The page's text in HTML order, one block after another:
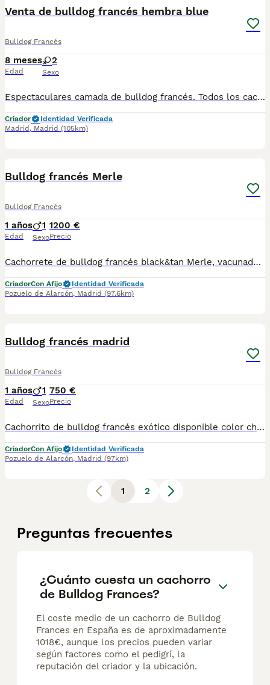
Venta de bulldog francés hembra blue
Bulldog Francés
8 meses
Edad
2
Sexo
Espectaculares camada de bulldog francés. Todos los cachorritos se entregan con unos dos meses y medio de edad y sus vacunas correspondientes, desparasitados interna y externamente, con certificado de salud, y garantía tanto por enfermedad vírica como congénito genética. Posibilidad de entregar en toda España mediante transporte propio preparado para animales y con chofer privado. Los precios pueden variar según las características y morfología de cada cachorro. Añádenos al whats app o llámanos, y encantados atenderemos todas tus dudas y consultas. Teléfono / Whats app: 641 92 23 90
Criador
Identidad Verificada
Madrid , Madrid (105km)
Bulldog francés Merle
Bulldog Francés
1 años
Edad
1
Sexo
1200 €
Precio
Cachorrete de bulldog francés black&tan Merle, vacunado, desparasitado, pasaporte, chip y contrato de garantía
CriadorCon Afijo
Identidad Verificada
Pozuelo de Alarcón, Madrid (97.6km)
Bulldog francés madrid
Bulldog Francés
1 años
Edad
1
Sexo
750 €
Precio
Cachorrito de bulldog francés exótico disponible color chocolate, se entrega con toda su documentación
CriadorCon Afijo
Identidad Verificada
Pozuelo de Alarcón, Madrid (97km)
1 2
Preguntas frecuentes
¿Cuánto cuesta un cachorro
de Bulldog Frances?
El coste medio de un cachorro de Bulldog
Frances en España es de aproximadamente
1018€, aunque los precios pueden variar
según factores como el pedigrí, la
reputación del criador y la ubicación.